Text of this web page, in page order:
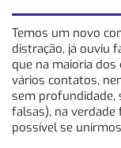
Temos um novo
distração, já ouviu
que na maioria dos
vários contatos,
sem profundidade,
falsas), na verdade
possível se